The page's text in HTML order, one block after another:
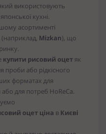
використовують
кухні.
асортименті
(наприклад, Mizkan), що
купити рисовий оцет як
проби або рідкісного
форматах для
для потреб HoReCa.
оцет ціна в Києві